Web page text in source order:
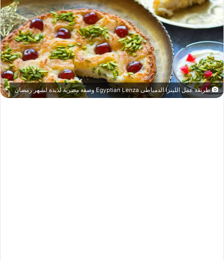
طريقة عمل اللينزا الدمياطى Egyptian Lenza وصفة مصرية لذيذة لشهر رمضان